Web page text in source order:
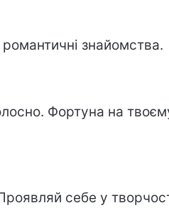
романтичні знайомства.
Фортуна на
себе у